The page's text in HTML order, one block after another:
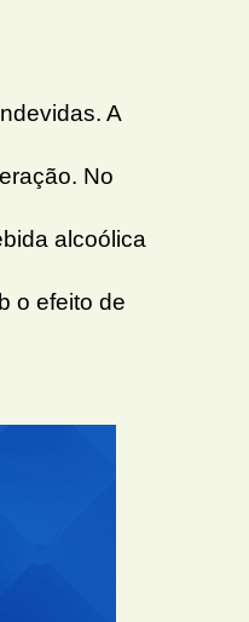
A
No
alcoólica
o efeito de